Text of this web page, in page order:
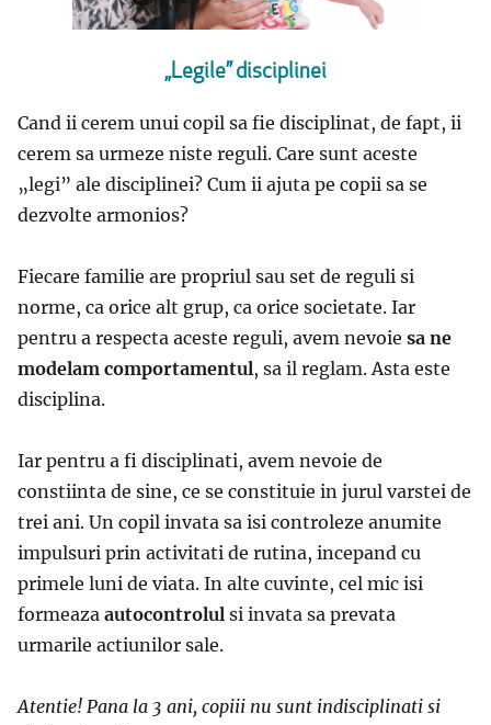
„Legile” disciplinei
Cand ii cerem unui copil sa fie disciplinat, de fapt, ii
cerem sa urmeze niste reguli. Care sunt aceste
„legi” ale disciplinei? Cum ii ajuta pe copii sa se
dezvolte armonios?
Fiecare familie are propriul sau set de reguli si
norme, ca orice alt grup, ca orice societate. Iar
pentru a respecta aceste reguli, avem nevoie sa ne
modelam comportamentul, sa il reglam. Asta este
disciplina.
Iar pentru a fi disciplinati, avem nevoie de
constiinta de sine, ce se constituie in jurul varstei de
trei ani. Un copil invata sa isi controleze anumite
impulsuri prin activitati de rutina, incepand cu
primele luni de viata. In alte cuvinte, cel mic isi
formeaza autocontrolul si invata sa prevata
urmarile actiunilor sale.
Atentie! Pana la 3 ani, copiii nu sunt indisciplinati si